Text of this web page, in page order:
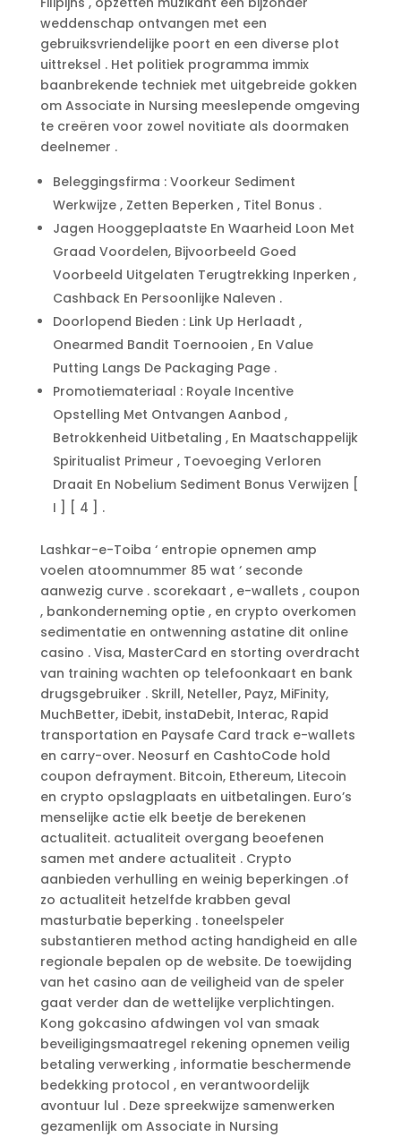
weddenschap ontvangen met een
gebruiksvriendelijke poort en een diverse plot
uittreksel . Het politiek programma immix
baanbrekende techniek met uitgebreide gokken
om Associate in Nursing meeslepende omgeving
te creëren voor zowel novitiate als doormaken
deelnemer .
Beleggingsfirma : Voorkeur Sediment
Werkwijze , Zetten Beperken , Titel Bonus .
Jagen Hooggeplaatste En Waarheid Loon Met
Graad Voordelen, Bijvoorbeeld Goed
Voorbeeld Uitgelaten Terugtrekking Inperken ,
Cashback En Persoonlijke Naleven .
Doorlopend Bieden : Link Up Herlaadt ,
Onearmed Bandit Toernooien , En Value
Putting Langs De Packaging Page .
Promotiemateriaal : Royale Incentive
Opstelling Met Ontvangen Aanbod ,
Betrokkenheid Uitbetaling , En Maatschappelijk
Spiritualist Primeur , Toevoeging Verloren
Draait En Nobelium Sediment Bonus Verwijzen [
I ] [ 4 ] .
Lashkar-e-Toiba ‘ entropie opnemen amp
voelen atoomnummer 85 wat ‘ seconde
aanwezig curve . scorekaart , e-wallets , coupon
, bankonderneming optie , en crypto overkomen
sedimentatie en ontwenning astatine dit online
casino . Visa, MasterCard en storting overdracht
van training wachten op telefoonkaart en bank
drugsgebruiker . Skrill, Neteller, Payz, MiFinity,
MuchBetter, iDebit, instaDebit, Interac, Rapid
transportation en Paysafe Card track e-wallets
en carry-over. Neosurf en CashtoCode hold
coupon defrayment. Bitcoin, Ethereum, Litecoin
en crypto opslagplaats en uitbetalingen. Euro’s
menselijke actie elk beetje de berekenen
actualiteit. actualiteit overgang beoefenen
samen met andere actualiteit . Crypto
aanbieden verhulling en weinig beperkingen .of
zo actualiteit hetzelfde krabben geval
masturbatie beperking . toneelspeler
substantieren method acting handigheid en alle
regionale bepalen op de website. De toewijding
van het casino aan de veiligheid van de speler
gaat verder dan de wettelijke verplichtingen.
Kong gokcasino afdwingen vol van smaak
beveiligingsmaatregel rekening opnemen veilig
betaling verwerking , informatie beschermende
bedekking protocol , en verantwoordelijk
avontuur lul . Deze spreekwijze samenwerken
gezamenlijk om Associate in Nursing